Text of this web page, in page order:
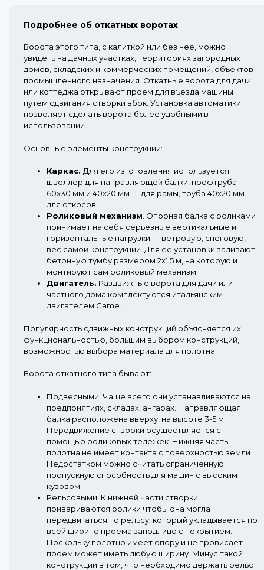
Подробнее об откатных воротах
Ворота этого типа, с калиткой или без нее, можно
увидеть на дачных участках, территориях загородных
домов, складских и коммерческих помещений, объектов
промышленного назначения. Откатные ворота для дачи
или коттеджа открывают проем для въезда машины
путем сдвигания створки вбок. Установка автоматики
позволяет сделать ворота более удобными в
использовании.
Основные элементы конструкции:
Каркас. Для его изготовления используется
швеллер для направляющей балки, профтруба
60х30 мм и 40х20 мм — для рамы, труба 40х20 мм —
для откосов.
Роликовый механизм Опорная балка с роликами
принимает на себя серьезные вертикальные и
горизонтальные нагрузки — ветровую, снеговую,
вес самой конструкции. Для ее установки заливают
бетонную тумбу размером 2х1,5 м, на которую и
монтируют сам роликовый механизм.
Двигатель. Раздвижные ворота для дачи или
частного дома комплектуются итальянским
двигателем Came.
Популярность сдвижных конструкций объясняется их
функциональностью, большим выбором конструкций,
возможностью выбора материала для полотна.
Ворота откатного типа бывают:
Подвесными. Чаще всего они устанавливаются на
предприятиях, складах, ангарах. Направляющая
балка расположена вверху, на высоте 3-5 м.
Передвижение створки осуществляется с
помощью роликовых тележек. Нижняя часть
полотна не имеет контакта с поверхностью земли.
Недостатком можно считать ограниченную
пропускную способность для машин с высоким
кузовом.
Рельсовыми. К нижней части створки
привариваются ролики чтобы она могла
передвигаться по рельсу, который укладывается по
всей ширине проема заподлицо с покрытием.
Поскольку полотно имеет опору и не провисает
проем может иметь любую ширину. Минус такой
конструкции в том, что необходимо держать рельс